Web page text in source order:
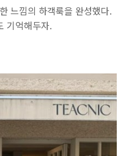
느낌의 하객룩을 완성했다.
기억해두자.